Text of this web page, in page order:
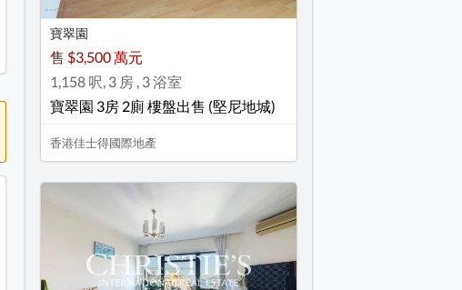
寶翠園
售 $3,500 萬元
1,158 呎, 3 房 , 3 浴室
寶翠園 3房 2廁 樓盤出售 (堅尼地城)
香港佳士得國際地產